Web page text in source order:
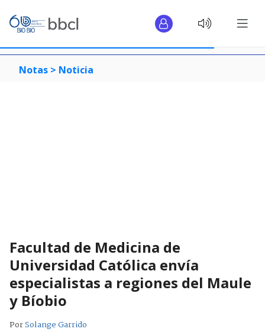
Notas > Noticia
Facultad de Medicina de
Universidad Católica envía
especialistas a regiones del Maule
y Bíobio
PorSolange Garrido